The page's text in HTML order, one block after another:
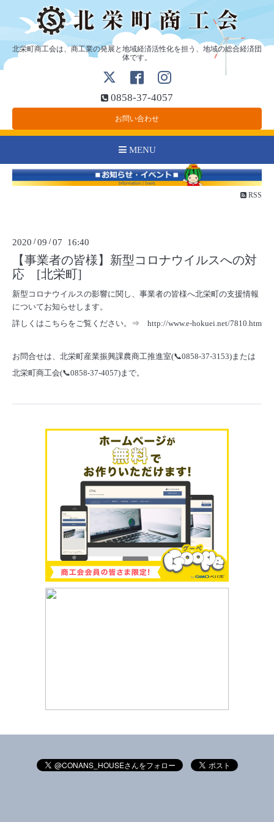
北栄町商工会は、商工業の発展と地域経済活性化を担う、地域の総合経済団
体です。
0858-37-4057
お問い合わせ
MENU
RSS
2020 /09 /07 16:40
【事業者の皆様】新型コロナウイルスへの対
応 [北栄町]
新型コロナウイルスの影響に関し、事業者の皆様へ北栄町の支援情報
についてお知らせします。
詳しくはこちらをご覧ください。⇒ http://www.e-hokuei.net/7810.htm
お問合せは、北栄町産業振興課農商工推進室(📞0858-37-3153)または
北栄町商工会(📞0858-37-4057)まで。